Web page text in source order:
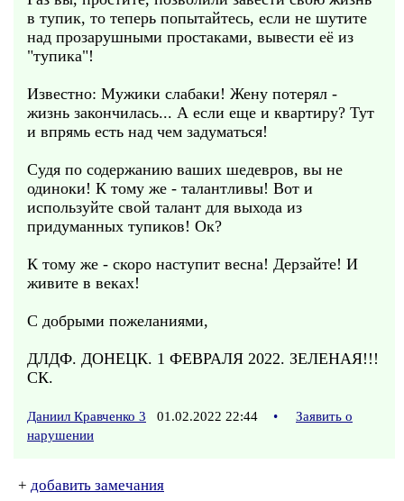
в тупик, то теперь попытайтесь, если не шутите
над прозарушными простаками, вывести её из
"тупика"!
Известно: Мужики слабаки! Жену потерял -
жизнь закончилась... А если еще и квартиру? Тут
и впрямь есть над чем задуматься!
Судя по содержанию ваших шедевров, вы не
одиноки! К тому же - талантливы! Вот и
используйте свой талант для выхода из
придуманных тупиков! Ок?
К тому же - скоро наступит весна! Дерзайте! И
живите в веках!
С добрыми пожеланиями,
ДЛДФ. ДОНЕЦК. 1 ФЕВРАЛЯ 2022. ЗЕЛЕНАЯ!!!
СК.
Даниил Кравченко 3 01.02.2022 22:44 •
Заявить о
нарушении
+ добавить замечания